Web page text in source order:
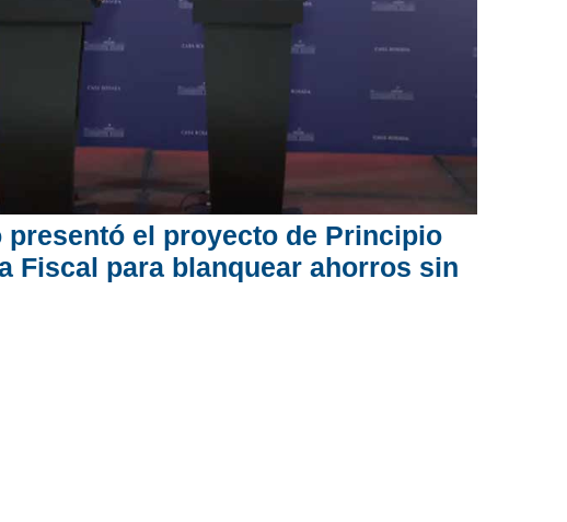
presentó el proyecto de Principio
Fiscal para blanquear ahorros sin